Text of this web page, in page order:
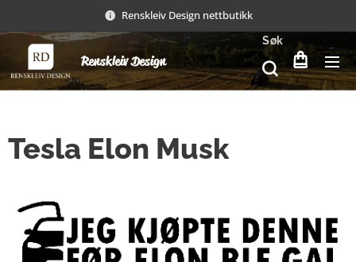
Renskleiv Design nettbutikk
Renskleiv Design
Søk
Tesla Elon Musk